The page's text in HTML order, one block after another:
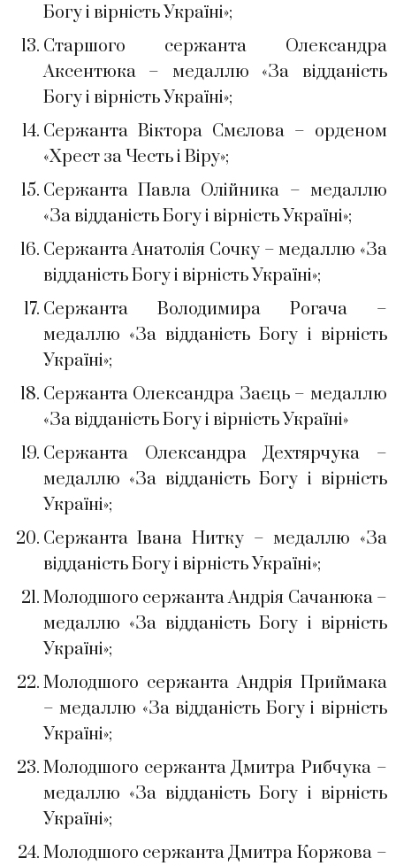
Богу і вірність Україні»;
Старшого сержанта Олександра
Аксентюка – медаллю «За відданість
Богу і вірність Україні»;
Сержанта Віктора Смєлова – орденом
«Хрест за Честь і Віру»;
Сержанта Павла Олійника – медаллю
«За відданість Богу і вірність Україні»;
Сержанта Анатолія Сочку – медаллю «За
відданість Богу і вірність Україні»;
Сержанта Володимира Рогача –
медаллю «За відданість Богу і вірність
Україні»;
Сержанта Олександра Заєць – медаллю
«За відданість Богу і вірність Україні»
Сержанта Олександра Дехтярчука –
медаллю «За відданість Богу і вірність
Україні»;
Сержанта Івана Нитку – медаллю «За
відданість Богу і вірність Україні»;
Молодшого сержанта Андрія Сачанюка –
медаллю «За відданість Богу і вірність
Україні»;
Молодшого сержанта Андрія Приймака
– медаллю «За відданість Богу і вірність
Україні»;
Молодшого сержанта Дмитра Рибчука –
медаллю «За відданість Богу і вірність
Україні»;
Молодшого сержанта Дмитра Коржова –